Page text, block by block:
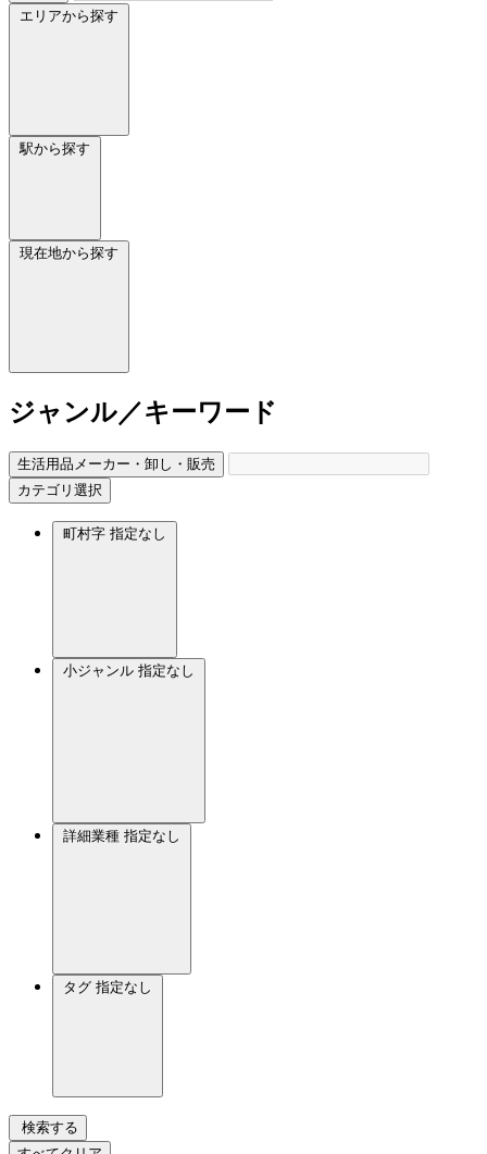
エリアから探す
駅から探す
現在地から探す
ジャンル／キーワード
生活用品メーカー・卸し・販売
カテゴリ選択
町村字 指定なし
小ジャンル 指定なし
詳細業種 指定なし
タグ 指定なし
検索する